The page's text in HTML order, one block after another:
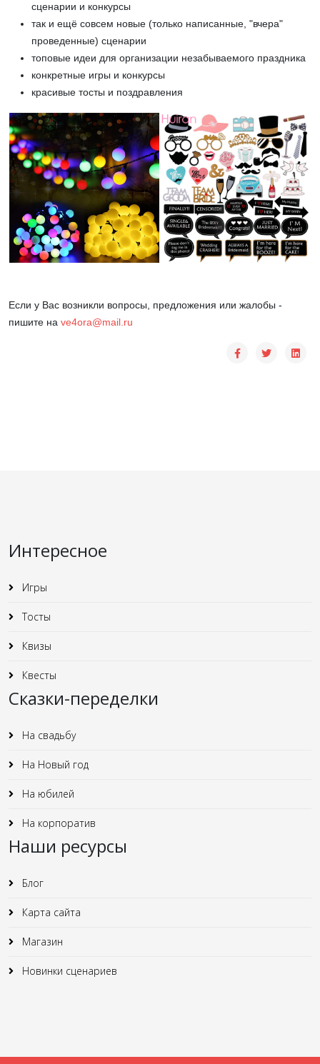
сценарии и конкурсы
так и ещё совсем новые (только написанные, "вчера"
проведенные) сценарии
топовые идеи для организации незабываемого праздника
конкретные игры и конкурсы
красивые тосты и поздравления
Если у Вас возникли вопросы, предложения или жалобы -
пишите на
Интересное
Игры
Тосты
Квизы
Квесты
Сказки-переделки
На свадьбу
На Новый год
На юбилей
На корпоратив
Наши ресурсы
Блог
Карта сайта
Магазин
Новинки сценариев